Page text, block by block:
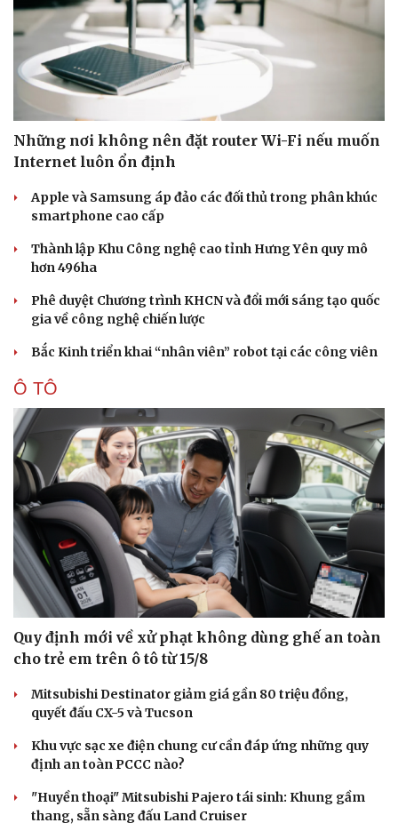
Thể thao
Bóng đá
Ô tô - Xe máy
Ô tô
Những nơi không nên đặt router Wi-Fi nếu muốn
Internet luôn ổn định
Apple và Samsung áp đảo các đối thủ trong phân khúc
smartphone cao cấp
Thành lập Khu Công nghệ cao tỉnh Hưng Yên quy mô
hơn 496ha
Phê duyệt Chương trình KHCN và đổi mới sáng tạo quốc
gia về công nghệ chiến lược
Bắc Kinh triển khai “nhân viên” robot tại các công viên
Ô TÔ
Quy định mới về xử phạt không dùng ghế an toàn
cho trẻ em trên ô tô từ 15/8
Mitsubishi Destinator giảm giá gần 80 triệu đồng,
quyết đấu CX-5 và Tucson
Khu vực sạc xe điện chung cư cần đáp ứng những quy
định an toàn PCCC nào?
"Huyền thoại" Mitsubishi Pajero tái sinh: Khung gầm
thang, sẵn sàng đấu Land Cruiser